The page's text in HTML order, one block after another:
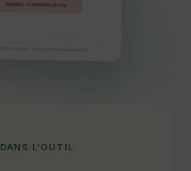
Adultes · 5 périodes de vie
DANS L’OUTIL